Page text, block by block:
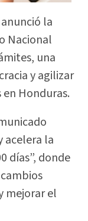
la
Nacional
una
y agilizar
Honduras.
acelera la
días”, donde
mejorar el